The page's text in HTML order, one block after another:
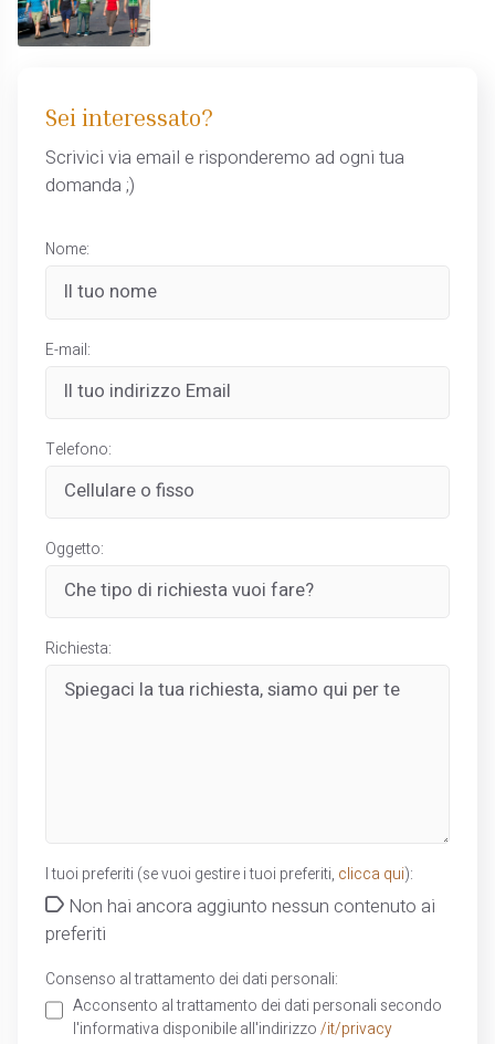
Sei interessato?
Scrivici via email e risponderemo ad ogni tua
domanda ;)
Nome:
E-mail:
Telefono:
Oggetto:
Richiesta:
I tuoi preferiti (se vuoi gestire i tuoi preferiti, clicca qui):
Non hai ancora aggiunto nessun contenuto ai
preferiti
Consenso al trattamento dei dati personali:
Acconsento al trattamento dei dati personali secondo
l'informativa disponibile all'indirizzo /it/privacy